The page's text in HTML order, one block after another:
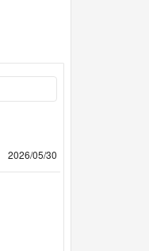
2026/05/30